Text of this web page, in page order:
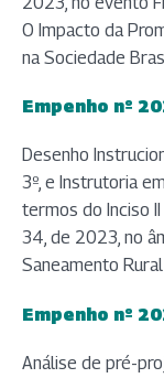
O Impacto da
na Sociedade
Empenho nº
(abre em nova
Desenho
3º, e Instrutoria
termos do Inciso
34, de 2023, no
Saneamento Rural
Empenho nº
(abre em nova
Análise de pré-